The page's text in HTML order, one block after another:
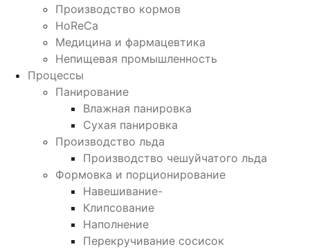
Производство кормов
HoReCa
Медицина и фармацевтика
Непищевая промышленность
Процессы
Панирование
Влажная панировка
Сухая панировка
Производство льда
Производство чешуйчатого льда
Формовка и порционирование
Навешивание-
Клипсование
Наполнение
Перекручивание сосисок